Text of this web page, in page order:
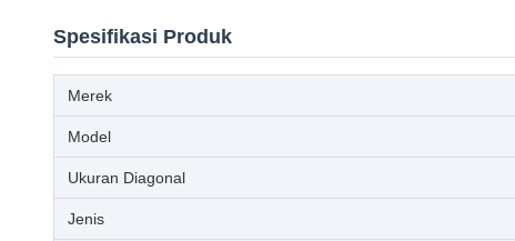
Spesifikasi Produk
Merek
Model
Ukuran Diagonal
Jenis